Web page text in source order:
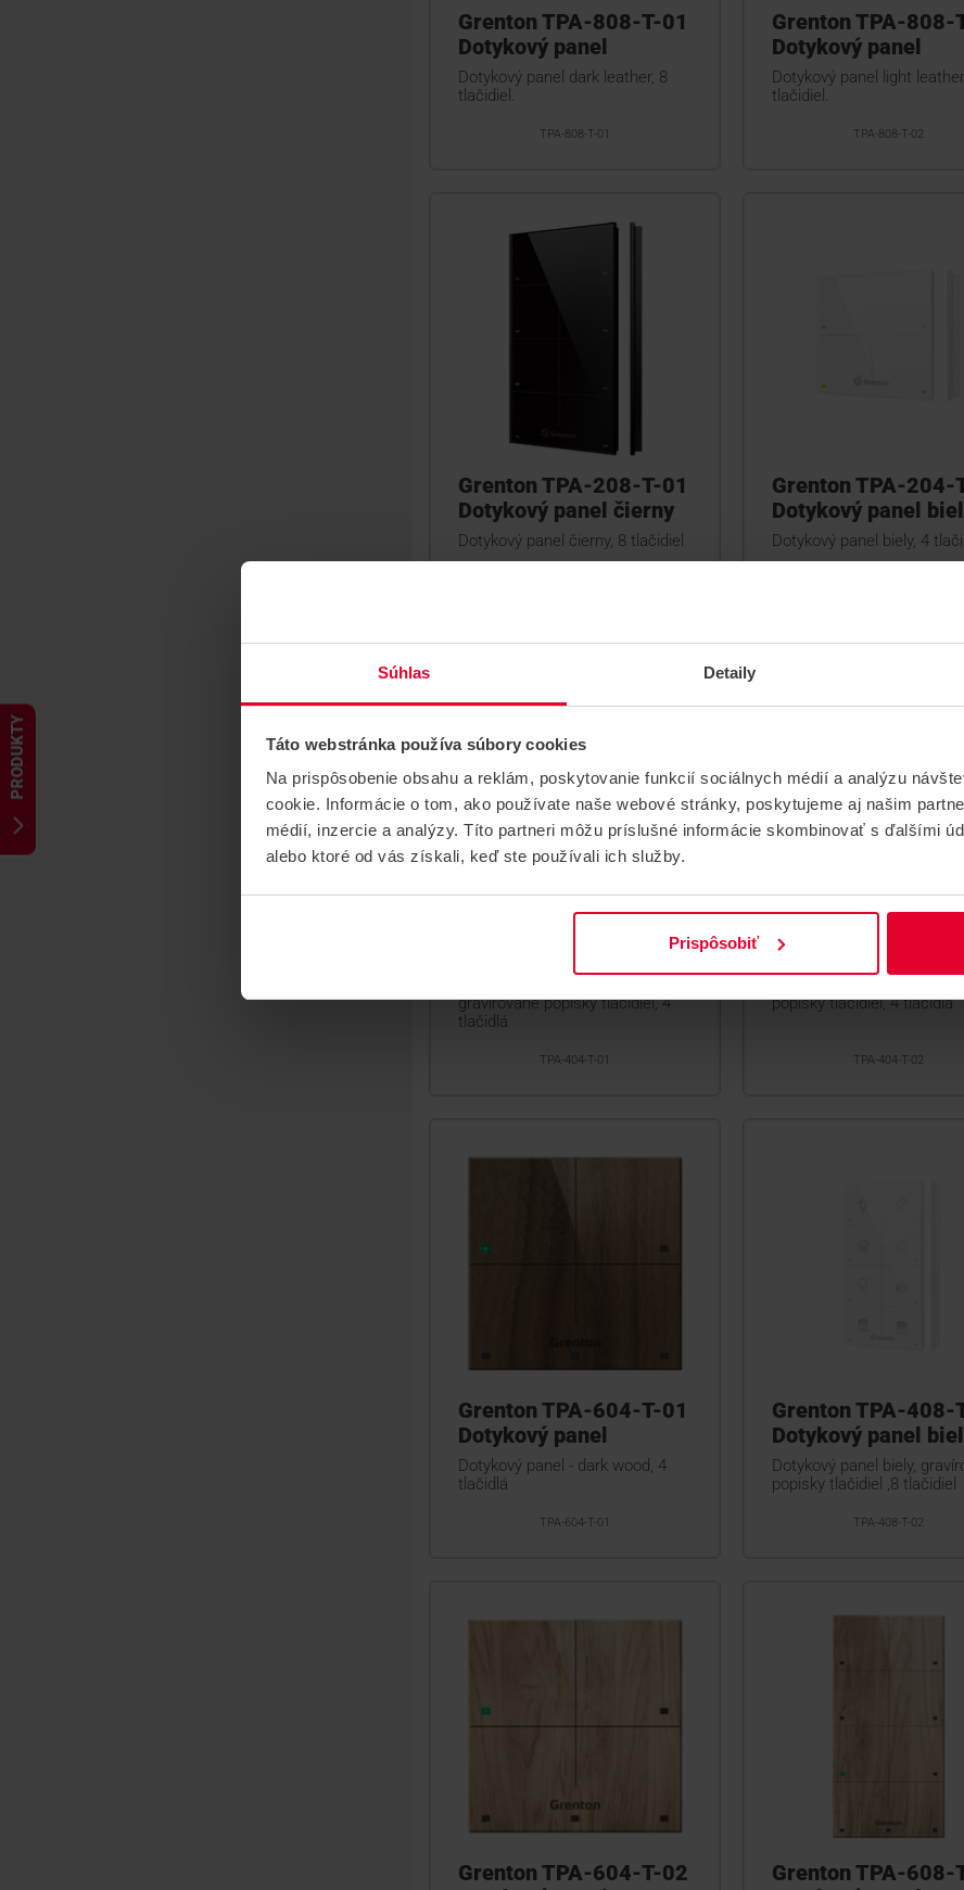
Súhlas Detaily
Táto webstránka používa súbory cookies
Na prispôsobenie obsahu a reklám, poskytovanie funkcií sociálnych médií a analýzu
cookie. Informácie o tom, ako používate naše webové stránky, poskytujeme aj našim
médií, inzercie a analýzy. Títo partneri môžu príslušné informácie skombinovať s ďalšími
alebo ktoré od vás získali, keď ste používali ich služby.
Prispôsobiť
PRODUKTY
Grenton TPA-808-T-01
Dotykový panel
Dotykový panel dark leather, 8
tlačidiel.
TPA-808-T-01
Grenton TPA-808-
Dotykový panel
Dotykový panel light
tlačidiel.
TPA-808-T-02
Grenton TPA-208-T-01
Dotykový panel čierny
Dotykový panel čierny, 8 tlačidiel
Grenton TPA-204-
Dotykový panel
Dotykový panel biely, 4
Dotykový panel čierny
gravírované popisky tlačidiel, 4
tlačidlá
TPA-404-T-01
Dotykový panel biely
popisky tlačidiel, 4 tlačidlá
TPA-404-T-02
Grenton TPA-604-T-01
Dotykový panel
Dotykový panel - dark wood, 4
tlačidlá
TPA-604-T-01
Grenton TPA-408-
Dotykový panel
Dotykový panel biely,
popisky tlačidiel ,8 tlačidiel
TPA-408-T-02
Grenton TPA-604-T-02
Grenton TPA-608-